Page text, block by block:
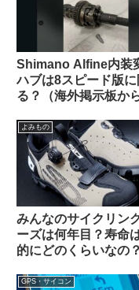
Shimano Alfine内装
ハブは8スピード版に
る？（海外掲示板から
よみもの
みんなのサイクリン
ーズは何年目？寿命
的にどのくらいなの
GPS・サイコン